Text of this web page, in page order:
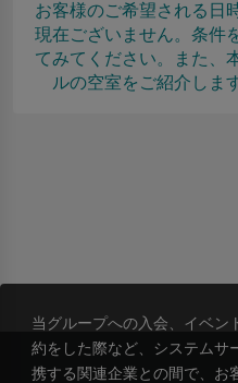
お客様のご希望される日
現在ございません。条件
てみてください。また、
ルの空室をご紹介しま
当グループへの入会、イベン
約をした際など、システムサ
携する関連企業との間で、お